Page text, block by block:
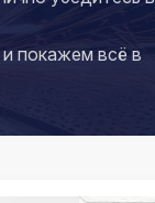
покажем всё в